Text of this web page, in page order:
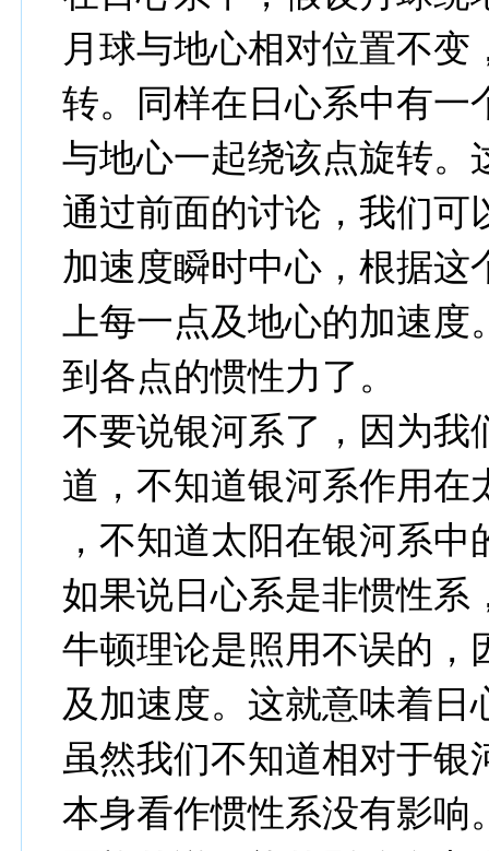
月球与地心相对位置不
转。同样在日心系中有一
与地心一起绕该点旋转。
通过前面的讨论，我们可
加速度瞬时中心，根据这
上每一点及地心的加速
到各点的惯性力了。
不要说银河系了，因为我
道，不知道银河系作用在
，不知道太阳在银河系中
如果说日心系是非惯性系
牛顿理论是照用不误的，
及加速度。这就意味着
虽然我们不知道相对于
本身看作惯性系没有影响